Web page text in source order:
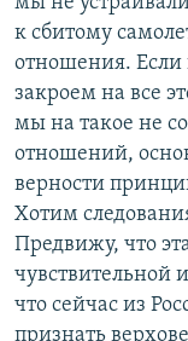
к сбитому
отношения. Если
закроем на все
мы на такое не
отношений,
верности
Хотим
Предвижу, что
чувствительной
что сейчас из
признать